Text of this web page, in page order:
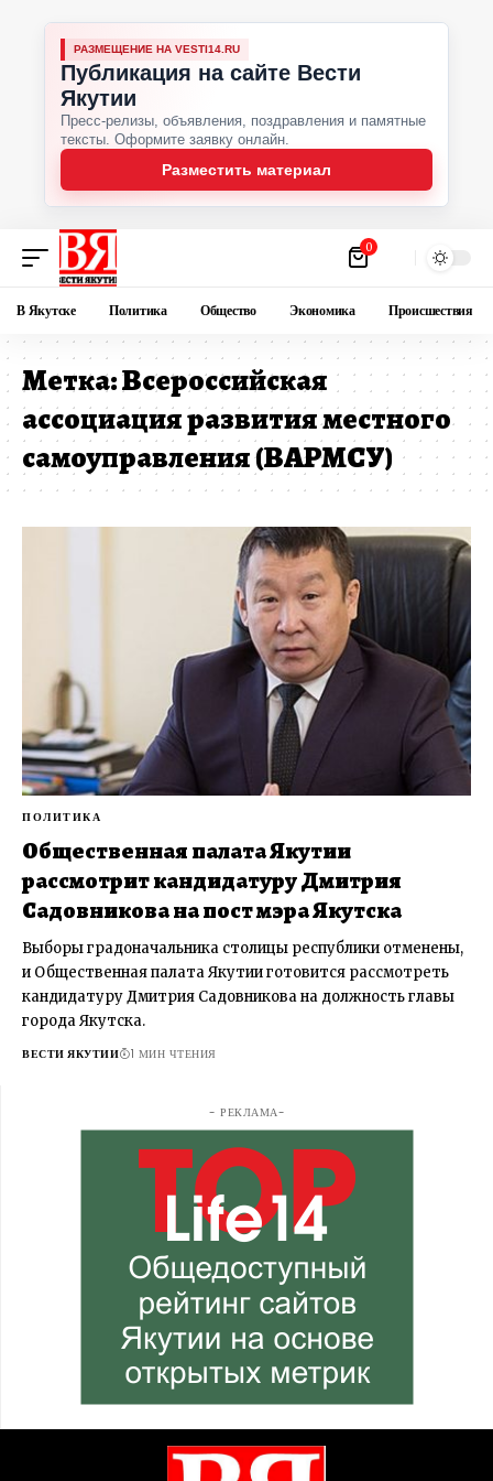
РАЗМЕЩЕНИЕ НА VESTI14.RU
Публикация на сайте Вести
Якутии
Пресс-релизы, объявления, поздравления и памятные
тексты. Оформите заявку онлайн.
Разместить материал
0
В Якутске Политика Общество Экономика Происшествия
Метка:Всероссийская
ассоциация развития местного
самоуправления (ВАРМСУ)
ПОЛИТИКА
Общественная палата Якутии
рассмотрит кандидатуру Дмитрия
Садовникова на пост мэра Якутска
Выборы градоначальника столицы республики отменены,
и Общественная палата Якутии готовится рассмотреть
кандидатуру Дмитрия Садовникова на должность главы
города Якутска.
ВЕСТИ ЯКУТИИ 1 МИН ЧТЕНИЯ
- РЕКЛАМА-